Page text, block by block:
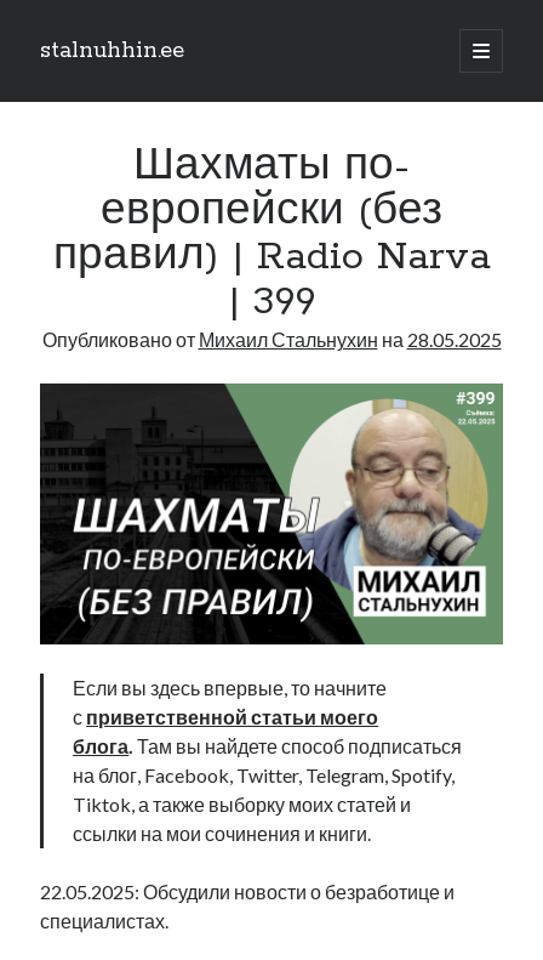
stalnuhhin.ee
отрыть
Боковая
панель
Рубрики
Интервью
Книга
Нарва и северо-восток
Обзор прессы
Образование
Парламент и правительство
Фотографии
Экономика
Эстония и Россия
Юмор
Метки
radio narva takinada андрус ансип
ансиппиада видео
в поисках здравого смысла выборы высказывание
евросоюз интервью
Шахматы по-
европейски (без
правил) | Radio Narva
| 399
Опубликовано от Михаил Стальнухин на 28.05.2025
Если вы здесь впервые, то начните
с приветственной статьи моего
блога Там вы найдете способ подписаться
на блог, Facebook, Twitter, Telegram, Spotify,
Tiktok, а также выборку моих статей и
ссылки на мои сочинения и книги.
22.05.2025: Обсудили новости о безработице и
специалистах.